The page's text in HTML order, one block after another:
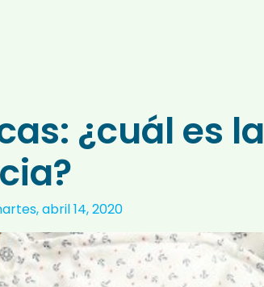
¿cuál es la
abril 14, 2020